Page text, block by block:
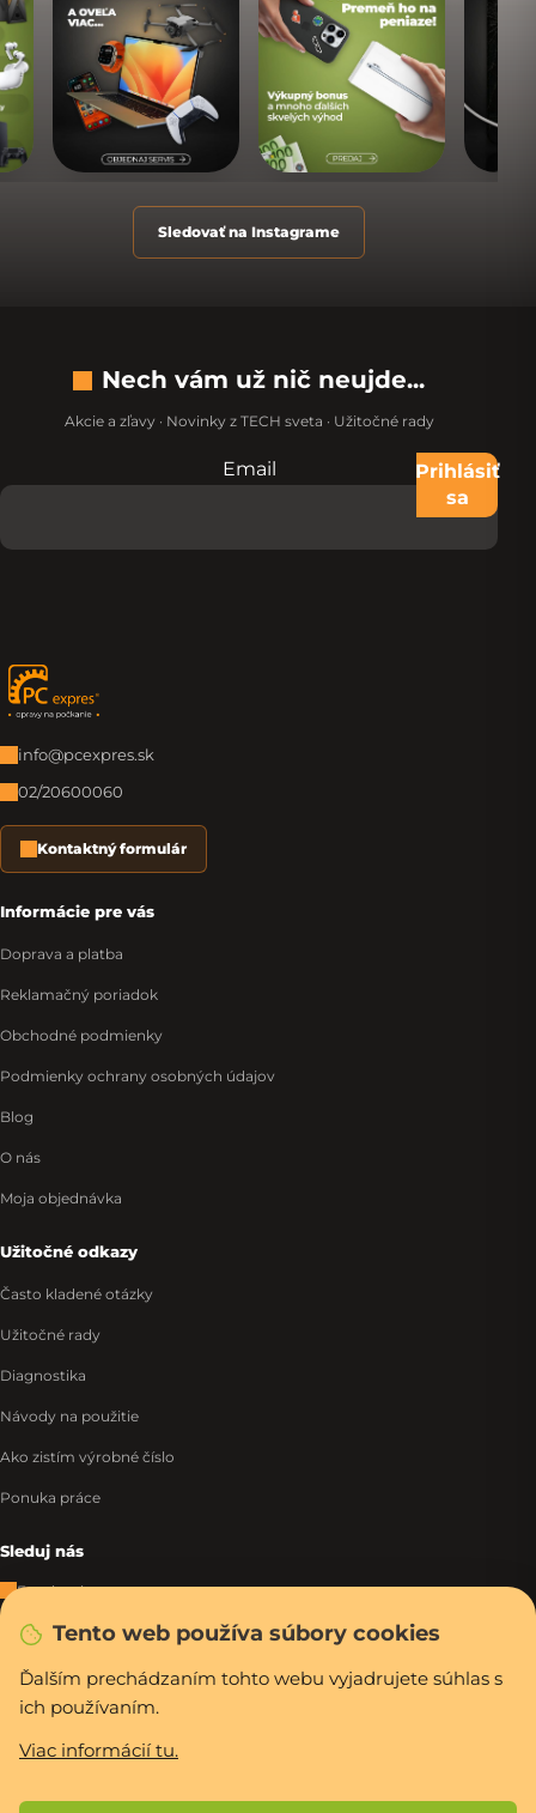
Tento web používa súbory cookies
Ďalším prechádzaním tohto webu vyjadrujete súhlas s
ich používaním.
Viac informácií tu.
Sledovať na Instagrame
Nech vám už nič neujde...
Akcie a zľavy · Novinky z TECH sveta · Užitočné rady
Nevypĺňajte toto pole:
Email
Prihlásiť
sa
Zápätie
info@pcexpres.sk
02/20600060
Kontaktný formulár
Informácie pre vás
Doprava a platba
Reklamačný poriadok
Obchodné podmienky
Podmienky ochrany osobných údajov
Blog
O nás
Moja objednávka
Užitočné odkazy
Často kladené otázky
Užitočné rady
Diagnostika
Návody na použitie
Ako zistím výrobné číslo
Ponuka práce
Sleduj nás
Facebook
Instagram
Tiktok
WhatsApp